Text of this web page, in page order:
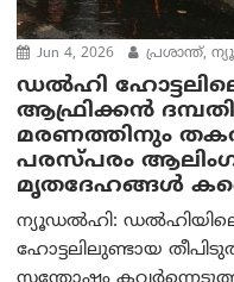
Jun 4, 2026 പ്രശാന്ത്,
ഡൽഹി
ആഫ്രിക്കൻ
മരണത്തിനും
പരസ്പരം
മൃതദേഹങ്ങൾ
ന്യൂഡൽഹി: ഡൽഹിയിലെ
ഹോട്ടലിലുണ്ടായ